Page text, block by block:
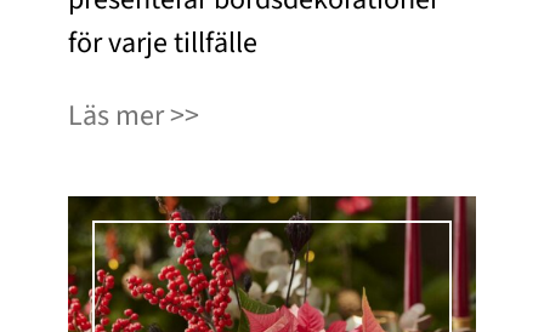
för varje tillfälle
Läs mer